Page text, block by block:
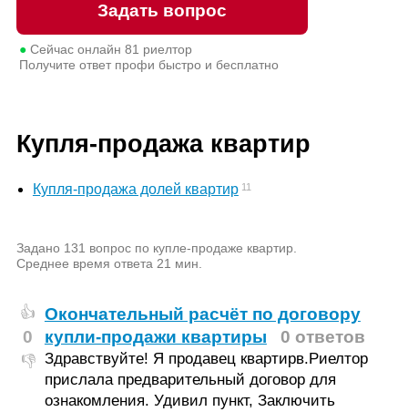
Задать вопрос
●Сейчас онлайн 81 риелтор
Получите ответ профи быстро и бесплатно
Купля-продажа квартир
Купля-продажа долей квартир 11
Задано 131 вопрос по купле-продаже квартир.
Среднее время ответа 21 мин.
👍
0
👎
Окончательный расчёт по договору
купли-продажи квартиры
0 ответов
Здравствуйте! Я продавец квартирв.Риелтор
прислала предварительный договор для
ознакомления. Удивил пункт, Заключить